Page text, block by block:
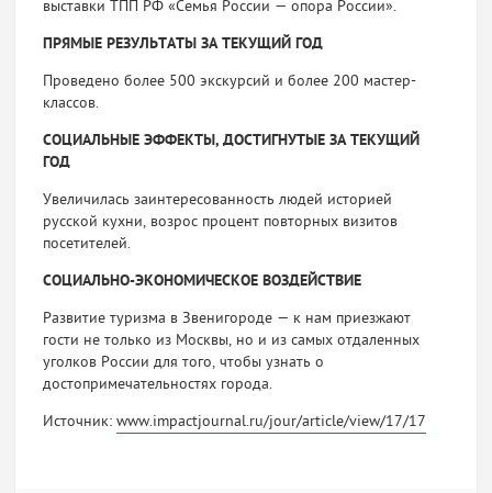
выставки ТПП РФ «Семья России — опора России».
ПРЯМЫЕ РЕЗУЛЬТАТЫ ЗА ТЕКУЩИЙ ГОД
Проведено более 500 экскурсий и более 200 мастер-
классов.
СОЦИАЛЬНЫЕ ЭФФЕКТЫ, ДОСТИГНУТЫЕ ЗА ТЕКУЩИЙ
ГОД
Увеличилась заинтересованность людей исто­рией
русской кухни, возрос процент повторных визитов
посетителей.
СОЦИАЛЬНО-ЭКОНОМИЧЕСКОЕ ВОЗДЕЙСТВИЕ
Развитие туризма в Звенигороде — к нам приез­жают
гости не только из Москвы, но и из самых отдаленных
уголков России для того, чтобы узнать о
достопримечательностях города.
Источник:www.impactjournal.ru/jour/article/view/17/17